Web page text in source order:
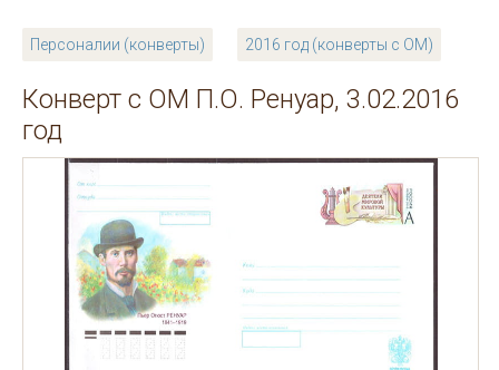
Персоналии (конверты) 2016 год (конверты с ОМ)
Конверт с ОМ П.О. Ренуар, 3.02.2016
год